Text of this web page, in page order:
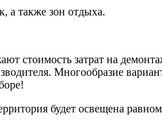
а также зон отдыха.
стоимость затрат на
Многообразие
будет ocвeщeна